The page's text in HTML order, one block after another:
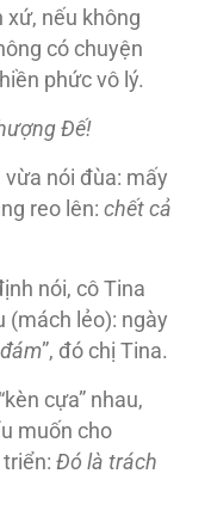
xứ, nếu không
có chuyện
phức vô lý.
Ðế!
vừa nói đùa: mấy
reo lên: chết cả
nói, cô Tina
(mách lẻo): ngày
”, đó chị Tina.
cựa” nhau,
muốn cho
Ðó là trách